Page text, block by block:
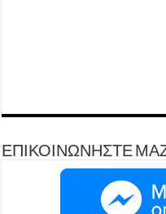
ΕΠΙΚΟΙΝΩΝΗΣΤΕ